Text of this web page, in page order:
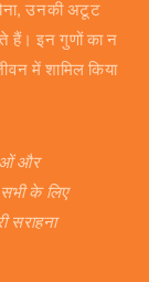
उनकी अटूट
हैं। इन गुणों का न
में शामिल किया
और
के लिए
सराहना